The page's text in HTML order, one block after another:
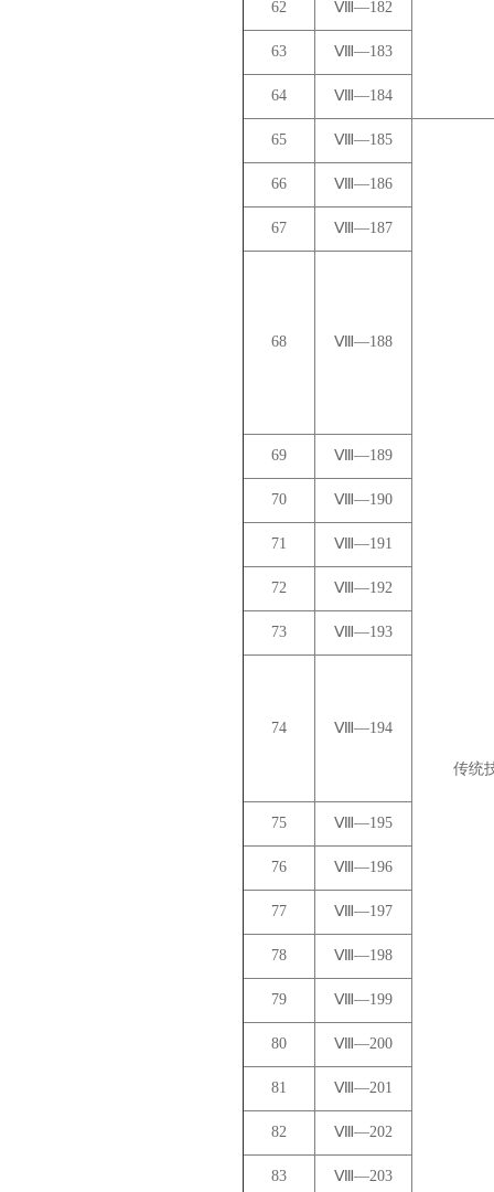
62 Ⅷ—182
63 Ⅷ—183
64 Ⅷ—184
65 Ⅷ—185
传统
66 Ⅷ—186
67 Ⅷ—187
68 Ⅷ—188
69 Ⅷ—189
70 Ⅷ—190
71 Ⅷ—191
72 Ⅷ—192
73 Ⅷ—193
74 Ⅷ—194
75 Ⅷ—195
76 Ⅷ—196
77 Ⅷ—197
78 Ⅷ—198
79 Ⅷ—199
80 Ⅷ—200
81 Ⅷ—201
82 Ⅷ—202
83 Ⅷ—203